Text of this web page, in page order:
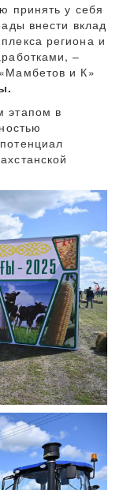
принять у себя
внести вклад
региона и
–
и К»
этапом в